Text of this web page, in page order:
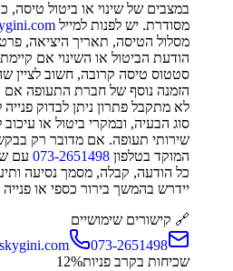
במצבים של שינוי או ביטול טיסה,
מסודרת. יש לפנות למייל
מסלול הטיסה, תאריך היציאה,
הודעת הביטול או השינוי אם
סטטוס טיסה קרובה, חשוב לציין
הזמנה נוסף של חברת התעופה אם
לא מתקבל פתרון ניתן לבדוק פנייה
סוג הבעיה, ובמקרי ביטול או עיכוב
שירותי תעופה. אם מדובר רק
המוקד בטלפון 073-2651498
כל הודעה, קבלה, מסמך נסיעה
יידרש בהמשך בירור כספי או פנייה
🔗 קישורים שימושיים
073-2651498
שכיחות בקרב פניות
12%